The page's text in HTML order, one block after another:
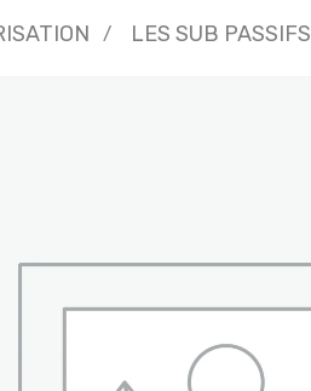
LES SUB PASSIFS